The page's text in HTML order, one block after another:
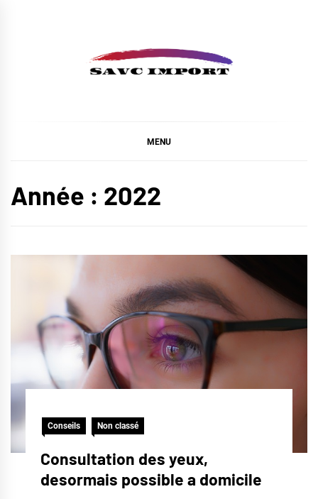
MENU
Année : 2022
Conseils Non classé
Consultation des yeux,
desormais possible a domicile